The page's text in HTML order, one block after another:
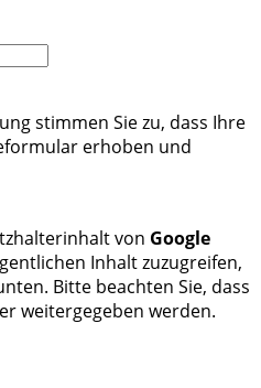
stimmen Sie zu, dass Ihre
erhoben und
von Google
Inhalt zuzugreifen,
Bitte beachten Sie, dass
weitergegeben werden.